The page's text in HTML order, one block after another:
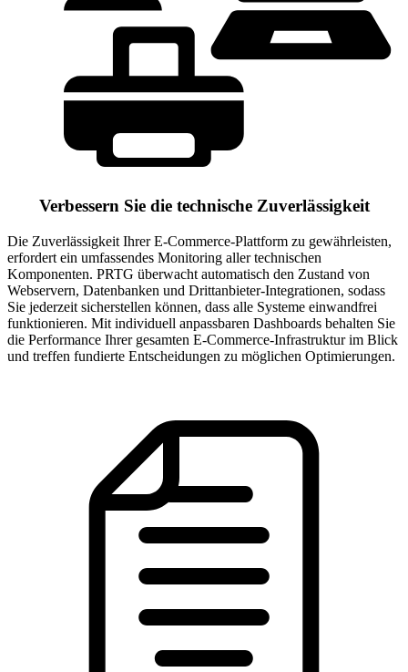
Verbessern Sie die technische Zuverlässigkeit
Die Zuverlässigkeit Ihrer E-Commerce-Plattform zu gewährleisten,
erfordert ein umfassendes Monitoring aller technischen
Komponenten. PRTG überwacht automatisch den Zustand von
Webservern, Datenbanken und Drittanbieter-Integrationen, sodass
Sie jederzeit sicherstellen können, dass alle Systeme einwandfrei
funktionieren. Mit individuell anpassbaren Dashboards behalten Sie
die Performance Ihrer gesamten E-Commerce-Infrastruktur im Blick
und treffen fundierte Entscheidungen zu möglichen Optimierungen.